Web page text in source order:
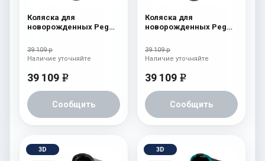
Коляска для
новорожденных Peg
(шасси Jet) Tulip
39 109 р
39 109 e
Сообщить
Наличие уточняйте
Коляска для
новорожденных Peg
(шасси Jet) Onyx
39 109 р
39 109 e
Сообщить
Наличие уточняйте
3D 3D